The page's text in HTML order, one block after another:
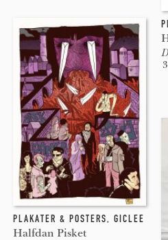
PLAKATER & POSTERS, GICLEE
Halfdan Pisket